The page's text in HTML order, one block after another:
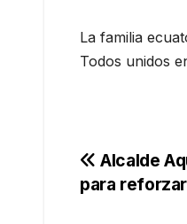
La familia
Todos unidos
de
Alcalde
para